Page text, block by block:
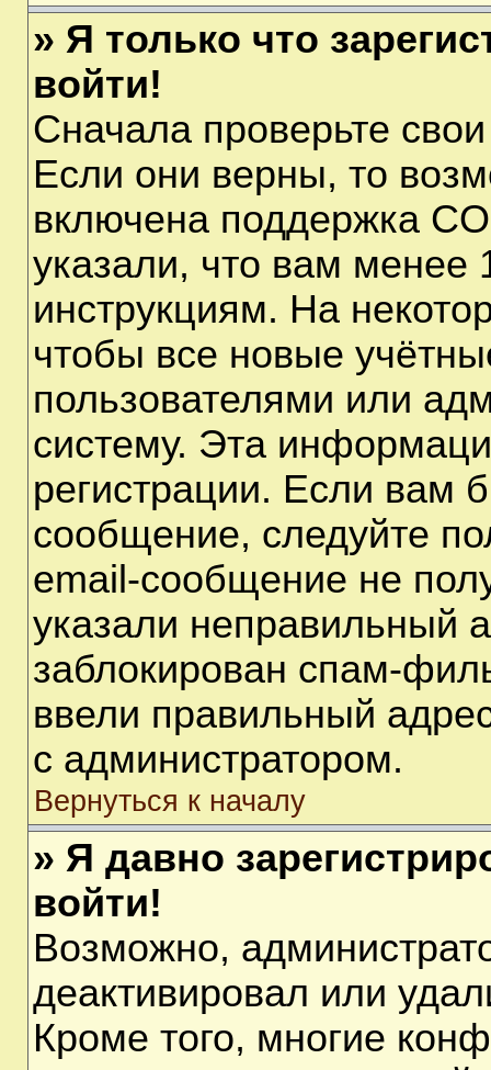
» Я только что
войти!
Сначала проверьте
Если они верны, то
включена поддержка
указали, что вам менее
инструкциям. На
чтобы все новые
пользователями или
систему. Эта
регистрации. Если вам
сообщение, следуйте
email-сообщение не
указали неправильный
заблокирован спам-
ввели правильный
с администратором.
Вернуться к началу
» Я давно
войти!
Возможно,
деактивировал или
Кроме того, многие